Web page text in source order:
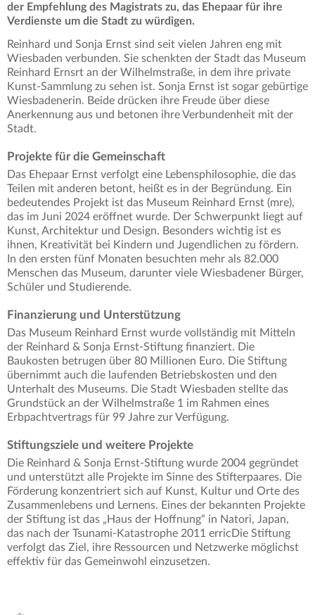
der Empfehlung des Magistrats zu, das Ehepaar für ihre
Verdienste um die Stadt zu würdigen.
Reinhard und Sonja Ernst sind seit vielen Jahren eng mit
Wiesbaden verbunden. Sie schenkten der Stadt das Museum
Reinhard Ernsrt an der Wilhelmstraße, in dem ihre private
Kunst-Sammlung zu sehen ist. Sonja Ernst ist sogar gebürtige
Wiesbadenerin. Beide drücken ihre Freude über diese
Anerkennung aus und betonen ihre Verbundenheit mit der
Stadt.
Projekte für die Gemeinschaft
Das Ehepaar Ernst verfolgt eine Lebensphilosophie, die das
Teilen mit anderen betont, heißt es in der Begründung. Ein
bedeutendes Projekt ist das Museum Reinhard Ernst (mre),
das im Juni 2024 eröffnet wurde. Der Schwerpunkt liegt auf
Kunst, Architektur und Design. Besonders wichtig ist es
ihnen, Kreativität bei Kindern und Jugendlichen zu fördern.
In den ersten fünf Monaten besuchten mehr als 82.000
Menschen das Museum, darunter viele Wiesbadener Bürger,
Schüler und Studierende.
Finanzierung und Unterstützung
Das Museum Reinhard Ernst wurde vollständig mit Mitteln
der Reinhard & Sonja Ernst-Stiftung finanziert. Die
Baukosten betrugen über 80 Millionen Euro. Die Stiftung
übernimmt auch die laufenden Betriebskosten und den
Unterhalt des Museums. Die Stadt Wiesbaden stellte das
Grundstück an der Wilhelmstraße 1 im Rahmen eines
Erbpachtvertrags für 99 Jahre zur Verfügung.
Stiftungsziele und weitere Projekte
Die Reinhard & Sonja Ernst-Stiftung wurde 2004 gegründet
und unterstützt alle Projekte im Sinne des Stifterpaares. Die
Förderung konzentriert sich auf Kunst, Kultur und Orte des
Zusammenlebens und Lernens. Eines der bekannten Projekte
der Stiftung ist das „Haus der Hoffnung“ in Natori, Japan,
das nach der Tsunami-Katastrophe 2011 erricDie Stiftung
verfolgt das Ziel, ihre Ressourcen und Netzwerke möglichst
effektiv für das Gemeinwohl einzusetzen.